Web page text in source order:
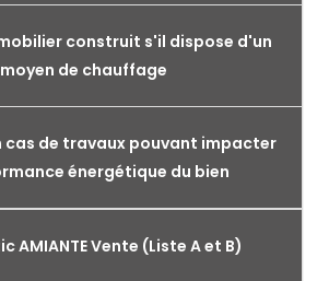
construit s'il dispose d'un
moyen de chauffage
cas de travaux pouvant impacter
énergétique du bien
AMIANTE Vente (Liste A et B)